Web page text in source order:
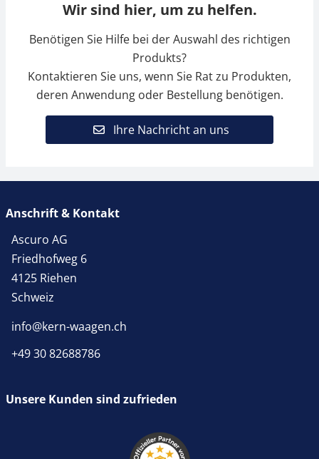
Wir sind hier, um zu helfen.
Benötigen Sie Hilfe bei der Auswahl des richtigen
Produkts?
Kontaktieren Sie uns, wenn Sie Rat zu Produkten,
deren Anwendung oder Bestellung benötigen.
Ihre Nachricht an uns
Anschrift & Kontakt
Ascuro AG
Friedhofweg 6
4125 Riehen
Schweiz
info@kern-waagen.ch
+49 30 82688786
Unsere Kunden sind zufrieden